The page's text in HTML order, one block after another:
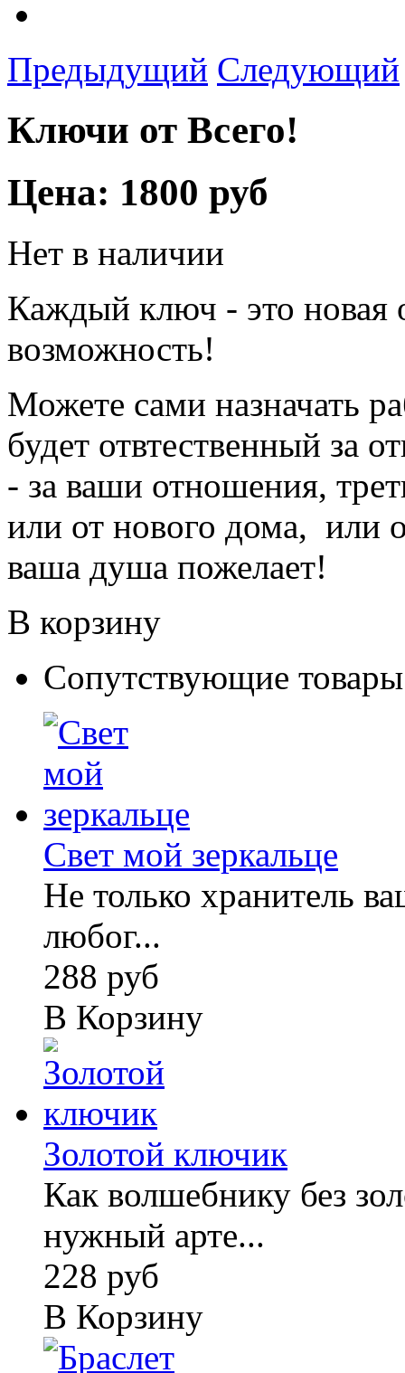
Предыдущий Следующий
Ключи от Всего!
Цена: 1800 руб
Нет в наличии
Каждый ключ - это новая
возможность!
Можете сами назначать
будет отвтественный за
- за ваши отношения,
или от нового дома, или
ваша душа пожелает!
В корзину
Сопутствующие товары
Свет мой зеркальце
Не только хранитель
любог...
288 руб
В Корзину
Золотой ключик
Как волшебнику без
нужный арте...
228 руб
В Корзину